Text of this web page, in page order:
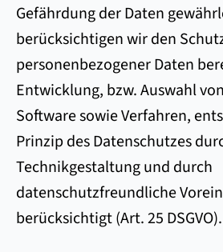
Gefährdung der Daten
berücksichtigen wir den
personenbezogener Daten
Entwicklung, bzw. Auswahl
Software sowie Verfahren,
Prinzip des Datenschutzes
Technikgestaltung und durch
datenschutzfreundliche
berücksichtigt (Art. 25 DSGVO).